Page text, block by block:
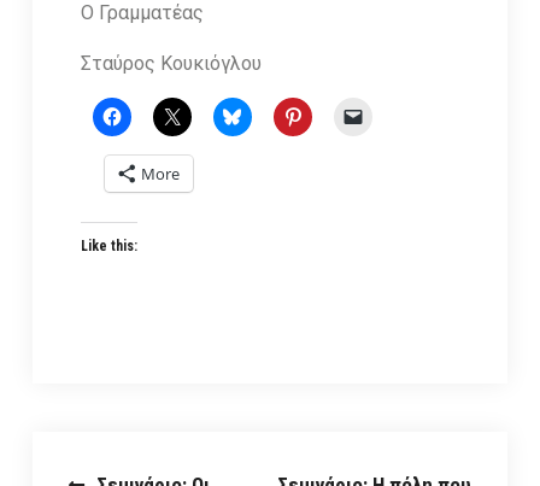
Ο Γραμματέας
Σταύρος Κουκιόγλου
More
Like this: